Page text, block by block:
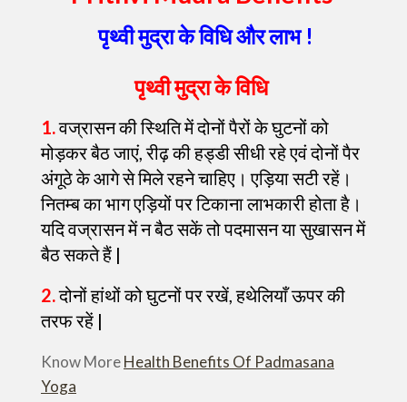
पृथ्वी मुद्रा के विधि और लाभ !
पृथ्वी मुद्राके विधि
1.वज्रासन की स्थिति में दोनों पैरों के घुटनों को
मोड़कर बैठ जाएं, रीढ़ की हड्डी सीधी रहे एवं दोनों पैर
अंगूठे के आगे से मिले रहने चाहिए। एड़िया सटी रहें।
नितम्ब का भाग एड़ियों पर टिकाना लाभकारी होता है।
यदि वज्रासन में न बैठ सकें तो पदमासन या सुखासन में
बैठ सकते हैं |
2.दोनों हांथों को घुटनों पर रखें, हथेलियाँ ऊपर की
तरफ रहें |
Know MoreHealth Benefits Of Padmasana
Yoga